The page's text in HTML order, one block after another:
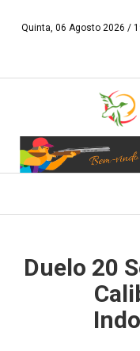
Quinta, 06 Agosto 2026 /
Duelo 20